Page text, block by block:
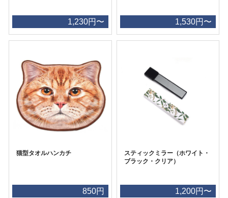
1,230円〜 1,530円〜
猫型タオルハンカチ
850円
スティックミラー（ホワイト・
ブラック・クリア）
1,200円〜